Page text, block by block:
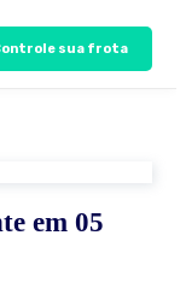
sua frota
em 05